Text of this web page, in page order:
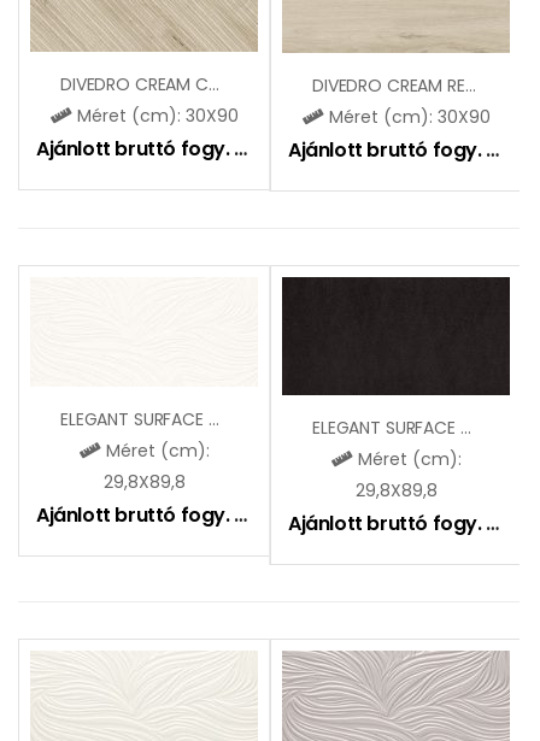
DIVEDRO CREAM CHEVRON REKT (CCR63)
Méret (cm): 30X90
Ajánlott bruttó fogy. ár: 12590Ft
DIVEDRO CREAM REKT (CCR62)
Méret (cm): 30X90
Ajánlott bruttó fogy. ár:
ELEGANT SURFACE BIANCO STR A
Méret (cm):
29,8X89,8
Ajánlott bruttó fogy. ár: 14900Ft
ELEGANT SURFACE NERO
Méret (cm):
29,8X89,8
Ajánlott bruttó fogy. ár: